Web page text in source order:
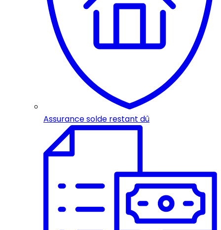
Assurance solde restant dû